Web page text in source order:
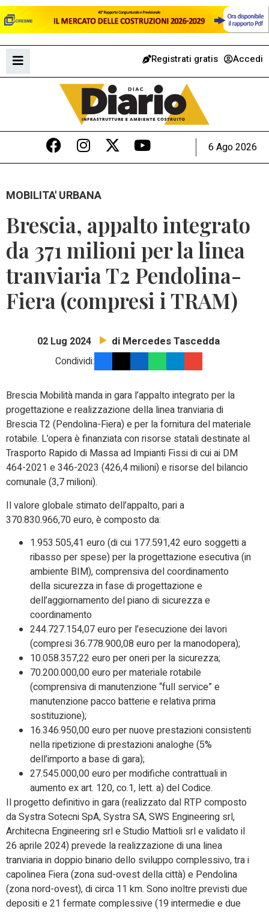
Registrati gratis Accedi
6 Ago 2026
MOBILITA' URBANA
Brescia, appalto integrato
da 371 milioni per la linea
tranviaria T2 Pendolina-
Fiera (compresi i TRAM)
02 Lug 2024 di Mercedes Tascedda
Condividi:
Brescia Mobilità manda in gara l’appalto integrato per la
progettazione e realizzazione della linea tranviaria di
Brescia T2 (Pendolina-Fiera) e per la fornitura del materiale
rotabile. L’opera è finanziata con risorse statali destinate al
Trasporto Rapido di Massa ad Impianti Fissi di cui ai DM
464-2021 e 346-2023 (426,4 milioni) e risorse del bilancio
comunale (3,7 milioni).
Il valore globale stimato dell’appalto, pari a
370.830.966,70 euro, è composto da:
1.953.505,41 euro (di cui 177.591,42 euro soggetti a
ribasso per spese) per la progettazione esecutiva (in
ambiente BIM), comprensiva del coordinamento
della sicurezza in fase di progettazione e
dell’aggiornamento del piano di sicurezza e
coordinamento
244.727.154,07 euro per l’esecuzione dei lavori
(compresi 36.778.900,08 euro per la manodopera);
10.058.357,22 euro per oneri per la sicurezza;
70.200.000,00 euro per materiale rotabile
(comprensiva di manutenzione “full service” e
manutenzione pacco batterie e relativa prima
sostituzione);
16.346.950,00 euro per nuove prestazioni consistenti
nella ripetizione di prestazioni analoghe (5%
dell’importo a base di gara);
27.545.000,00 euro per modifiche contrattuali in
aumento ex art. 120, co.1, lett. a) del Codice.
Il progetto definitivo in gara (realizzato dal RTP composto
da Systra Sotecni SpA, Systra SA, SWS Engineering srl,
Architecna Engineering srl e Studio Mattioli srl e validato il
26 aprile 2024) prevede la realizzazione di una linea
tranviaria in doppio binario dello sviluppo complessivo, tra i
capolinea Fiera (zona sud-ovest della città) e Pendolina
(zona nord-ovest), di circa 11 km. Sono inoltre previsti due
depositi e 21 fermate complessive (19 intermedie e due